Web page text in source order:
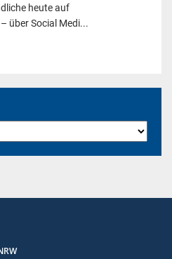
heute auf
über Social Medi...